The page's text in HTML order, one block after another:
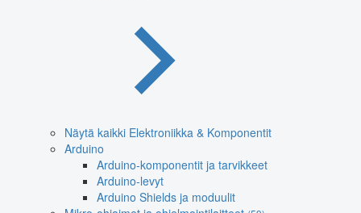
Näytä kaikki Elektroniikka & Komponentit
Arduino
Arduino-komponentit ja tarvikkeet
Arduino-levyt
Arduino Shields ja moduulit